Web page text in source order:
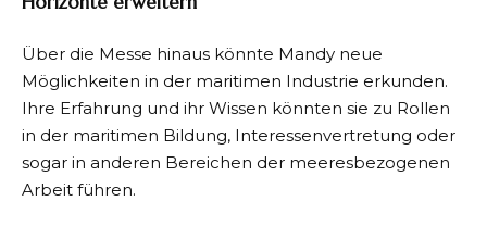
Über die Messe hinaus könnte Mandy neue
Möglichkeiten in der maritimen Industrie erkunden.
Ihre Erfahrung und ihr Wissen könnten sie zu Rollen
in der maritimen Bildung, Interessenvertretung oder
sogar in anderen Bereichen der meeresbezogenen
Arbeit führen.